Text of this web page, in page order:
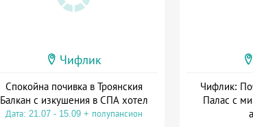
Чифлик
Спокойна почивка в Троянския
Балкан с изкушения в СПА хотел
Дата: 21.07 - 15.09 + полупансион
Чифлик:
Палас с